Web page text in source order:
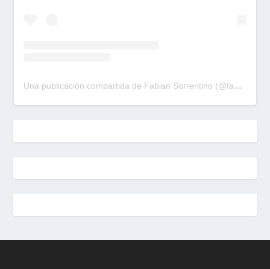
Una publicación compartida de Fabian Sorrentino (@fabiansonria)